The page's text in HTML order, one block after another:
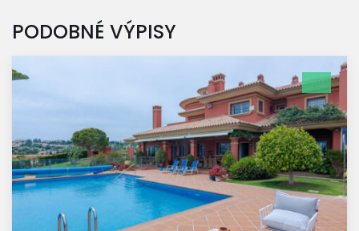
PODOBNÉ VÝPISY